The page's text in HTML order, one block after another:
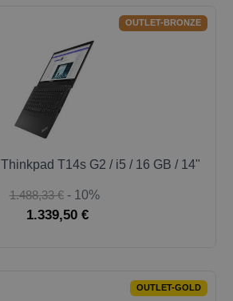
OUTLET-BRONZE
Thinkpad T14s G2 / i5 / 16 GB / 14"
1.488,33 € - 10%
1.339,50 €
OUTLET-GOLD